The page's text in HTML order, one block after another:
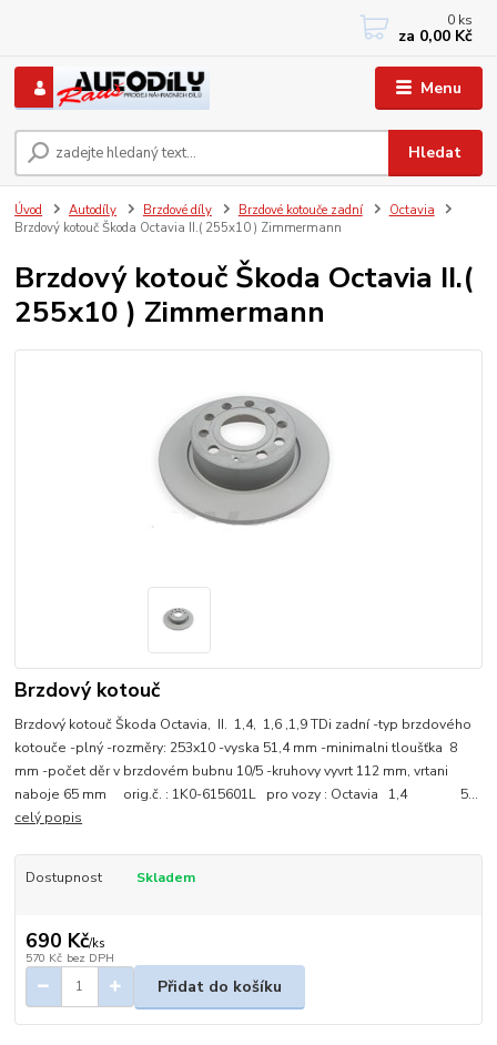
Menu
Hledat
+420 733767377
PO-PÁ: 8 - 12, 13 - 17
0 ks
za 0,00 Kč
Úvod Autodíly Brzdové díly Brzdové kotouče zadní
Octavia
Brzdový kotouč Škoda Octavia II.( 255x10 ) Zimmermann
Brzdový kotouč Škoda Octavia II.(
255x10 ) Zimmermann
Brzdový kotouč
Brzdový kotouč Škoda Octavia, II. 1,4, 1,6 ,1,9 TDi zadní -typ brzdového
kotouče -plný -rozměry: 253x10 -vyska 51,4 mm -minimalni tloušťka 8
mm -počet děr v brzdovém bubnu 10/5 -kruhovy vyvrt 112 mm, vrtani
naboje 65 mm orig.č. : 1K0-615601L pro vozy : Octavia 1,4 5...
celý popis
Dostupnost Skladem
690 Kč/ks
570 Kč bez DPH
Přidat do košíku